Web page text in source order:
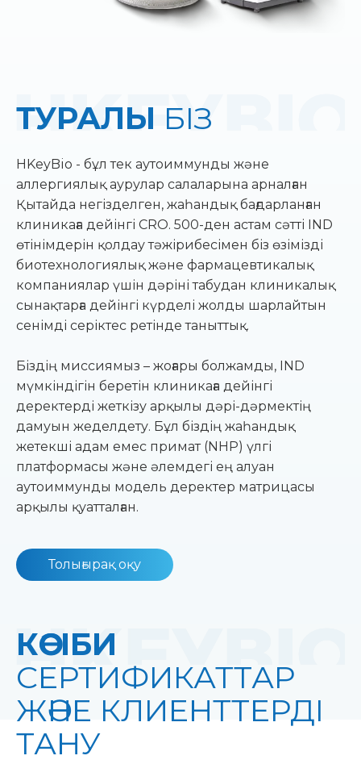
ТУРАЛЫ БІЗ
HKeyBio - бұл тек аутоиммунды және
аллергиялық аурулар салаларына арналған
Қытайда негізделген, жаһандық бағдарланған
клиникаға дейінгі CRO. 500-ден астам сәтті IND
өтінімдерін қолдау тәжірибесімен біз өзімізді
биотехнологиялық және фармацевтикалық
компаниялар үшін дәріні табудан клиникалық
сынақтарға дейінгі күрделі жолды шарлайтын
сенімді серіктес ретінде таныттық.
Біздің миссиямыз – жоғары болжамды, IND
мүмкіндігін беретін клиникаға дейінгі
деректерді жеткізу арқылы дәрі-дәрмектің
дамуын жеделдету. Бұл біздің жаһандық
жетекші адам емес примат (NHP) үлгі
платформасы және әлемдегі ең алуан
аутоиммунды модель деректер матрицасы
арқылы қуатталған.
Толығырақ оқу
КӘСІБИ
СЕРТИФИКАТТАР
ЖӘНЕ КЛИЕНТТЕРДІ
ТАНУ